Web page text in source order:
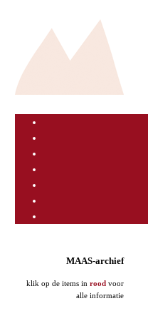
MAAS-archief
klik op de items in rood voor
alle informatie